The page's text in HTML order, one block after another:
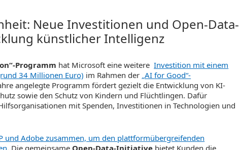
Neue Investitionen und Open-Data-
künstlicher Intelligenz
Programm hat Microsoft eine weitereInvestition mit einem
34 Millionen Euro) im Rahmen der „AI for Good“-
angelegte Programm fördert gezielt die Entwicklung von KI-
sowie den Schutz von Kindern und Flüchtlingen. Dafür
mit Spenden, Investitionen in Technologien und
und Adobe zusammen, um den plattformübergreifenden